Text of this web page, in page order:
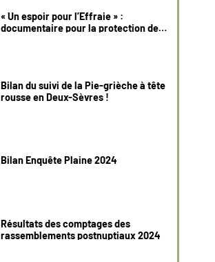
« Un espoir pour l’Effraie » :
documentaire pour la protection de
Bilan du suivi de la Pie-grièche à tête
rousse en Deux-Sèvres !
Bilan Enquête Plaine 2024
Résultats des comptages des
rassemblements postnuptiaux 2024